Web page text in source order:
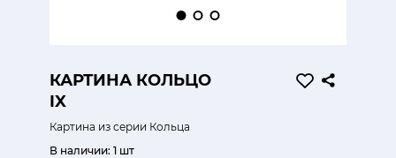
КАРТИНА КОЛЬЦО
IX
Картина из серии Кольца
В наличии: 1 шт